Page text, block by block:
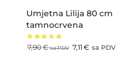
Umjetna Lilija 80 cm
tamnocrvena
7,90€ sa PDV 7,11 € sa PDV